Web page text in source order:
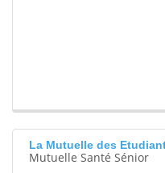
La Mutuelle des
Mutuelle Santé Sénior